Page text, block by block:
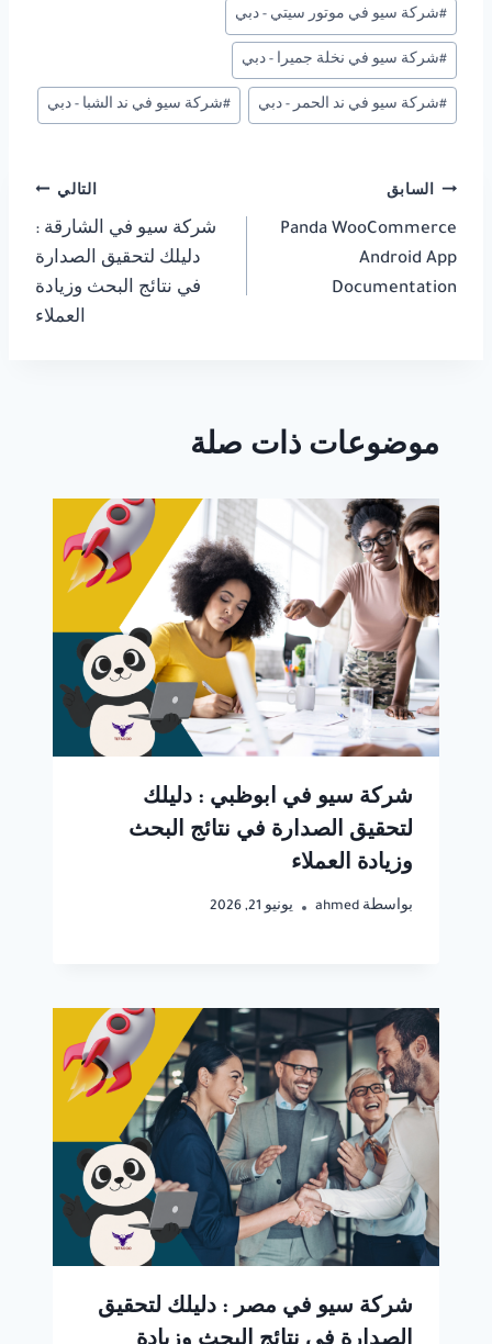
#شركة سيو في موتور سيتي - دبي
#شركة سيو في نخلة جميرا - دبي
#شركة سيو في ند الحمر - دبي #شركة سيو في ند الشبا - دبي
تصفّح
المقالات
السابق
Panda WooCommerce
Android App
Documentation
التالي
شركة سيو في الشارقة :
دليلك لتحقيق الصدارة
في نتائج البحث وزيادة
العملاء
موضوعات ذات صلة
شركة سيو في ابوظبي : دليلك
لتحقيق الصدارة في نتائج البحث
وزيادة العملاء
بواسطة ahmed يونيو 21, 2026
شركة سيو في مصر : دليلك لتحقيق